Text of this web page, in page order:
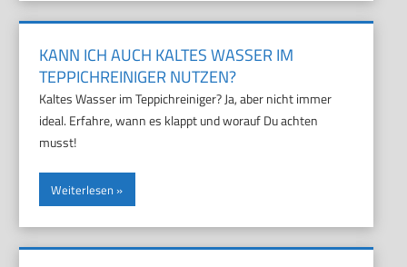
KANN ICH AUCH KALTES WASSER IM
TEPPICHREINIGER NUTZEN?
Kaltes Wasser im Teppichreiniger? Ja, aber nicht immer
ideal. Erfahre, wann es klappt und worauf Du achten
musst!
Weiterlesen